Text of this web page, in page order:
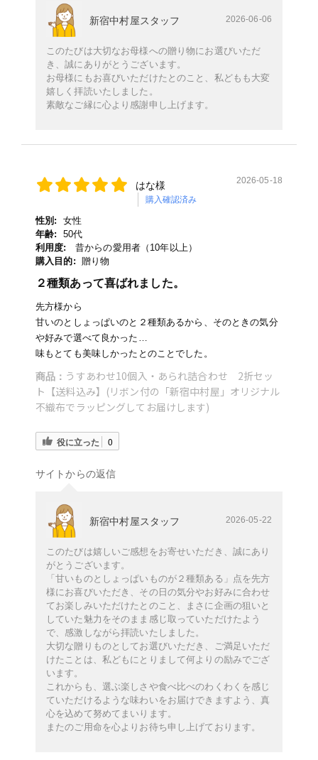
新宿中村屋スタッフ 2026-06-06
このたびは大切なお母様への贈り物にお選びいただ
き、誠にありがとうございます。
お母様にもお喜びいただけたとのこと、私どもも大変
嬉しく拝読いたしました。
素敵なご縁に心より感謝申し上げます。
はな様
購入確認済み
2026-05-18
性別:
女性
年齢:
50代
利用度:
昔からの愛用者（10年以上）
購入目的: 贈り物
２種類あって喜ばれました。
先方様から
甘いのとしょっぱいのと２種類あるから、そのときの気分
や好みで選べて良かった…
味もとても美味しかったとのことでした。
商品： うすあわせ10個入・あられ詰合わせ 2折セッ
ト【送料込み】(リボン付の「新宿中村屋」オリジナル
不織布でラッピングしてお届けします)
役に立った 0
サイトからの返信
新宿中村屋スタッフ 2026-05-22
このたびは嬉しいご感想をお寄せいただき、誠にあり
がとうございます。
「甘いものとしょっぱいものが２種類ある」点を先方
様にお喜びいただき、その日の気分やお好みに合わせ
てお楽しみいただけたとのこと、まさに企画の狙いと
していた魅力をそのまま感じ取っていただけたよう
で、感激しながら拝読いたしました。
大切な贈りものとしてお選びいただき、ご満足いただ
けたことは、私どもにとりまして何よりの励みでござ
います。
これからも、選ぶ楽しさや食べ比べのわくわくを感じ
ていただけるような味わいをお届けできますよう、真
心を込めて努めてまいります。
またのご用命を心よりお待ち申し上げております。